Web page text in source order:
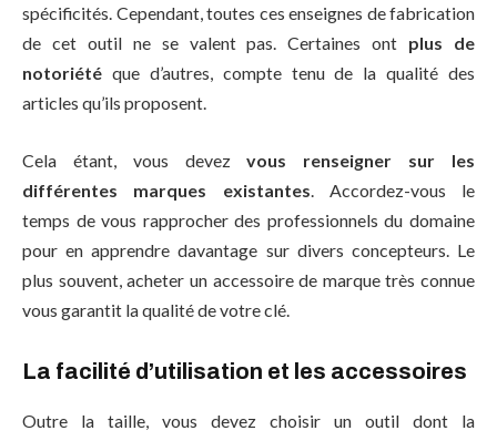
spécificités. Cependant, toutes ces enseignes de fabrication
de cet outil ne se valent pas. Certaines ont plus de
notoriété que d’autres, compte tenu de la qualité des
articles qu’ils proposent.
Cela étant, vous devezvous renseigner sur les
différentes marques existantes . Accordez-vous le
temps de vous rapprocher des professionnels du domaine
pour en apprendre davantage sur divers concepteurs. Le
plus souvent, acheter un accessoire de marque très connue
vous garantit la qualité de votre clé.
La facilité d’utilisation et les accessoires
Outre la taille, vous devez choisir un outil dont la